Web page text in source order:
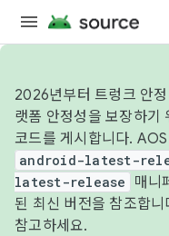
2026년부터 트렁크 안
랫폼 안정성을 보장하기
코드를 게시합니다.
android-latest-
latest-release
매니
된 최신 버전을 참조합
참고하세요.